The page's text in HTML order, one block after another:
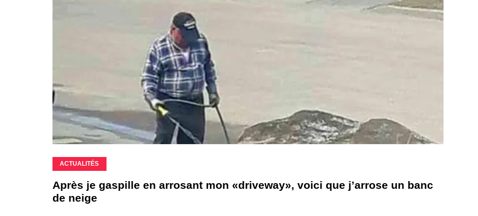
ACTUALITÉS
Après je gaspille en arrosant mon «driveway», voici que j’arrose un banc
de neige